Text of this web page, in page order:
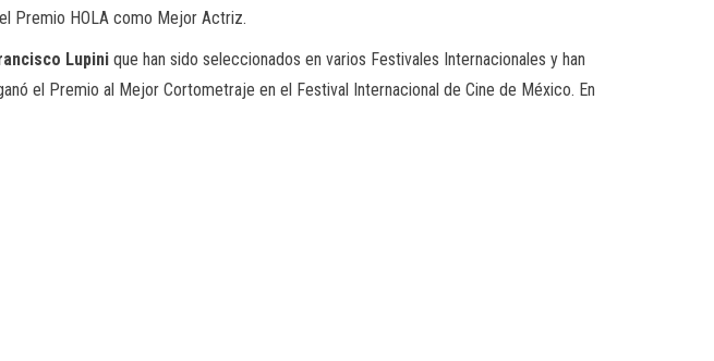
Premio HOLA como Mejor Actriz.
Lupini que han sido seleccionados en varios Festivales Internacionales y han
el Premio al Mejor Cortometraje en el Festival Internacional de Cine de México. En